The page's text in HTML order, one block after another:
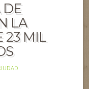
DE
LA
23 MIL